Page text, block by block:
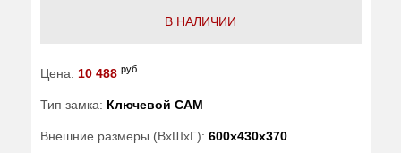
В НАЛИЧИИ
Цена: 10 488 руб
Тип замка: Ключевой САМ
Внешние размеры (ВхШхГ): 600x430x370